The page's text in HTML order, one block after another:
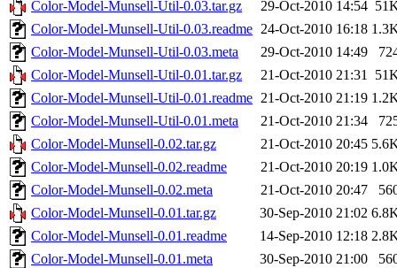
Color-Model-Munsell-Util-0.03.tar.gz
29-Oct-2010 14:54
Color-Model-Munsell-Util-0.03.readme 24-Oct-2010 16:18
Color-Model-Munsell-Util-0.03.meta
29-Oct-2010 14:49
Color-Model-Munsell-Util-0.01.tar.gz
21-Oct-2010 21:31
Color-Model-Munsell-Util-0.01.readme 21-Oct-2010 21:19
Color-Model-Munsell-Util-0.01.meta
21-Oct-2010 21:34
Color-Model-Munsell-0.02.tar.gz
21-Oct-2010 20:45
Color-Model-Munsell-0.02.readme
21-Oct-2010 20:19
Color-Model-Munsell-0.02.meta
21-Oct-2010 20:47
Color-Model-Munsell-0.01.tar.gz
30-Sep-2010 21:02
Color-Model-Munsell-0.01.readme
14-Sep-2010 12:18
Color-Model-Munsell-0.01.meta
30-Sep-2010 21:00